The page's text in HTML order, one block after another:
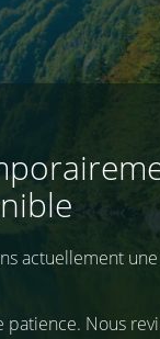
actuellement
patience. Nous